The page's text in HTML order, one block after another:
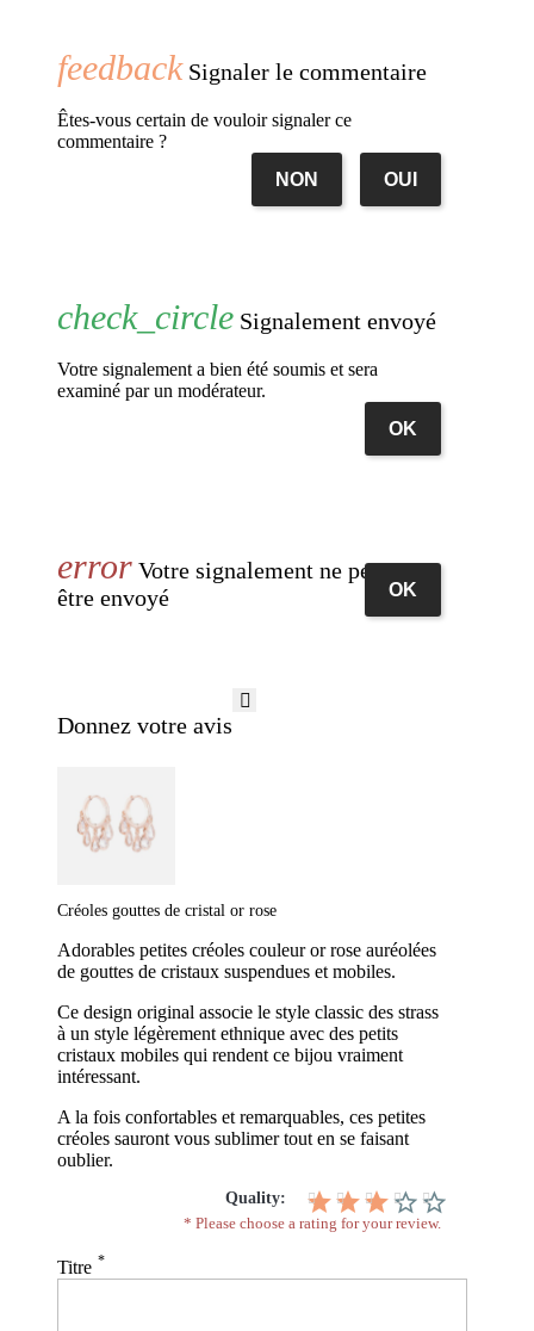
Signaler le commentaire
Êtes-vous certain de vouloir signaler ce
commentaire ?
NON
OUI
Signalement envoyé
Votre signalement a bien été soumis et sera
examiné par un modérateur.
OK
Votre signalement ne peut pas
être envoyé
OK
Donnez votre avis
Créoles gouttes de cristal or rose
Adorables petites créoles couleur or rose auréolées
de gouttes de cristaux suspendues et mobiles.
Ce design original associe le style classic des strass
à un style légèrement ethnique avec des petits
cristaux mobiles qui rendent ce bijou vraiment
intéressant.
A la fois confortables et remarquables, ces petites
créoles sauront vous sublimer tout en se faisant
oublier.
Quality:
* Please choose a rating for your review.
Titre *